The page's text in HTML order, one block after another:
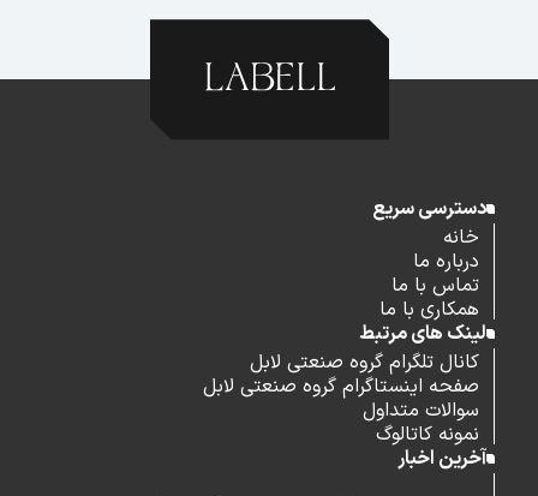
دسترسی سریع
خانه
درباره ما
تماس با ما
همکاری با ما
لینک های مرتبط
کانال تلگرام گروه صنعتی لابل
صفحه اینستاگرام گروه صنعتی لابل
سوالات متداول
نمونه کاتالوگ
آخرین اخبار